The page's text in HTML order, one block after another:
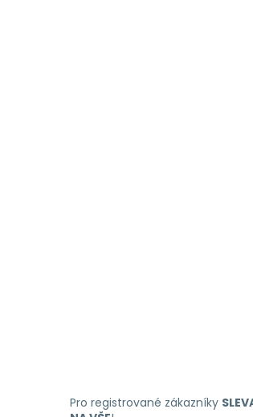
Pro registrované zákazníky